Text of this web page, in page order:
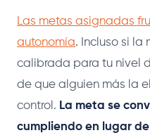
Las metas asignadas
autonomía. Incluso si la
calibrada para tu nivel
de que alguien más la
control. La meta se
cumpliendo en lugar